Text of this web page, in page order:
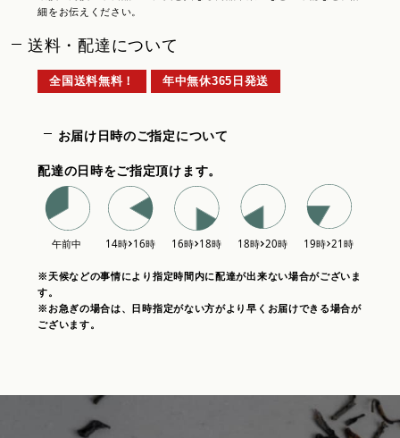
細をお伝えください。
送料・配達について
全国送料無料！ 年中無休365日発送
お届け日時のご指定について
配達の日時をご指定頂けます。
※天候などの事情により指定時間内に配達が出来ない場合がございま
す。
※お急ぎの場合は、日時指定がない方がより早くお届けできる場合が
ございます。